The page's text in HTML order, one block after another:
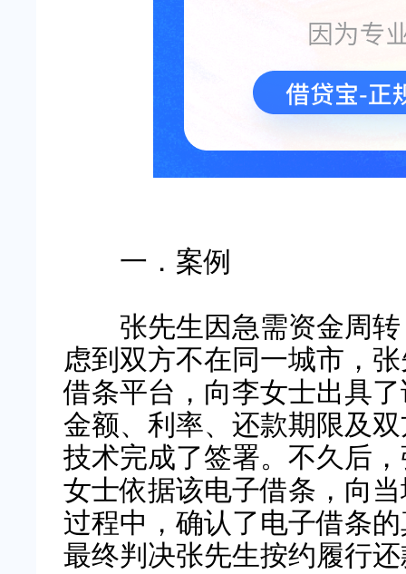
一．案例
张先生因急需资金周转
虑到双方不在同一城市，
借条平台，向李女士出具
金额、利率、还款期限及
技术完成了签署。不久后
女士依据该电子借条，向
过程中，确认了电子借条
最终判决张先生按约履行